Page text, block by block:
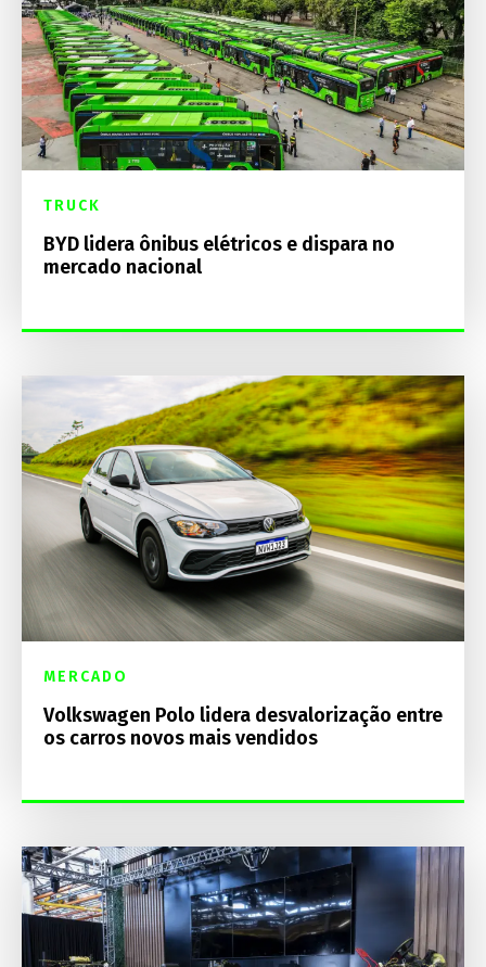
TRUCK
BYD lidera ônibus elétricos e dispara no
mercado nacional
MERCADO
Volkswagen Polo lidera desvalorização entre
os carros novos mais vendidos